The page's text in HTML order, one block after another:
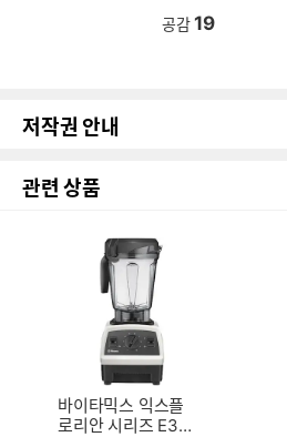
공감19
저작권 안내
관련 상품
바이타믹스 익스플
로리안 시리즈 E32